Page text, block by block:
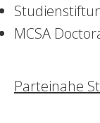
MCSA
Parteinahe